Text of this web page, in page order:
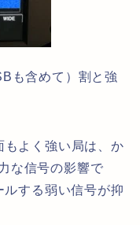
も含めて）割と強
よく強い局は、か
な信号の影響で
する弱い信号が抑